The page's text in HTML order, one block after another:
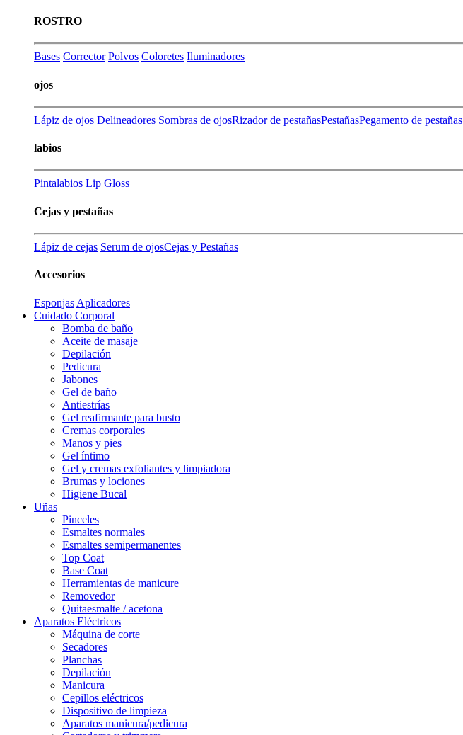
ROSTRO
Bases Corrector Polvos Coloretes Iluminadores
ojos
Lápiz de ojos Delineadores Sombras de ojosRizador de pestañasPestañasPegamento de pestañas
labios
Pintalabios Lip Gloss
Cejas y pestañas
Lápiz de cejas Serum de ojosCejas y Pestañas
Accesorios
Esponjas Aplicadores
Cuidado Corporal
Bomba de baño
Aceite de masaje
Depilación
Pedicura
Jabones
Gel de baño
Antiestrías
Gel reafirmante para busto
Cremas corporales
Manos y pies
Gel íntimo
Gel y cremas exfoliantes y limpiadora
Brumas y lociones
Higiene Bucal
Uñas
Pinceles
Esmaltes normales
Esmaltes semipermanentes
Top Coat
Base Coat
Herramientas de manicure
Removedor
Quitaesmalte / acetona
Aparatos Eléctricos
Máquina de corte
Secadores
Planchas
Depilación
Manicura
Cepillos eléctricos
Dispositivo de limpieza
Aparatos manicura/pedicura